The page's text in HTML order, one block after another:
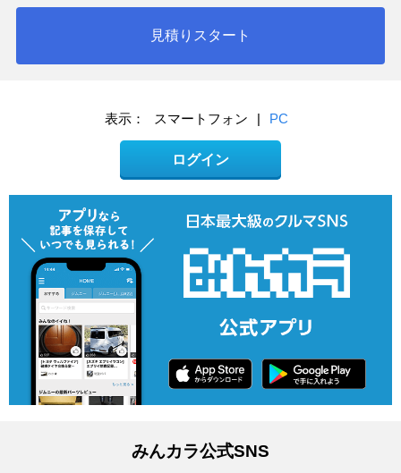
見積りスタート
表示： スマートフォン | PC
ログイン
みんカラ公式SNS